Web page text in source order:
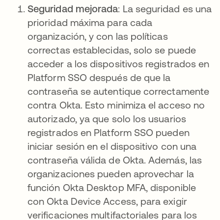
Seguridad mejorada: La seguridad es una
prioridad máxima para cada
organización, y con las políticas
correctas establecidas, solo se puede
acceder a los dispositivos registrados en
Platform SSO después de que la
contraseña se autentique correctamente
contra Okta. Esto minimiza el acceso no
autorizado, ya que solo los usuarios
registrados en Platform SSO pueden
iniciar sesión en el dispositivo con una
contraseña válida de Okta. Además, las
organizaciones pueden aprovechar la
función Okta Desktop MFA, disponible
con Okta Device Access, para exigir
verificaciones multifactoriales para los